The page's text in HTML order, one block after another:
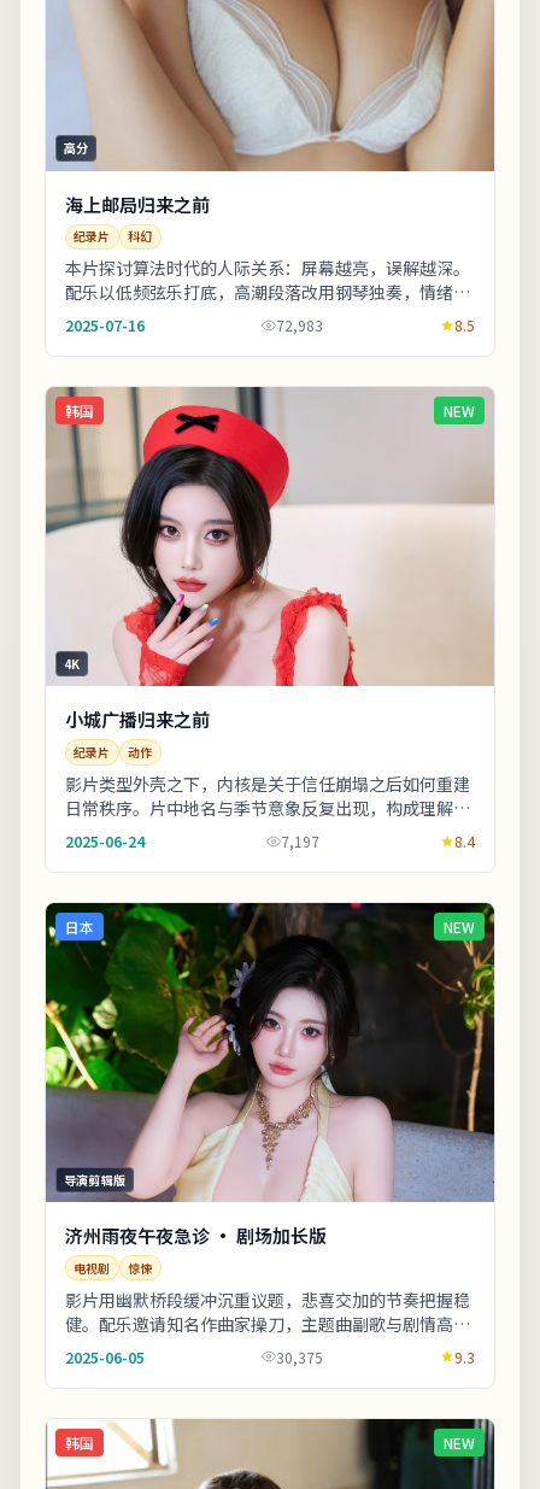
高分
海上邮局归来之前
纪录片 科幻
本片探讨算法时代的人际关系：屏幕越亮，误解越深。
配乐以低频弦乐打底，高潮段落改用钢琴独奏，情绪克
制而有后劲。适合喜欢细腻叙事与现实质感的观众；
2025-07-16 72,983 8.5
韩国 NEW
4K
小城广播归来之前
纪录片 动作
影片类型外壳之下，内核是关于信任崩塌之后如何重建
日常秩序。片中地名与季节意象反复出现，构成理解人
物动机的重要线索。影片中出现的地标多为实景拍
2025-06-24 7,197 8.4
日本 NEW
导演剪辑版
济州雨夜午夜急诊 · 剧场加长版
电视剧 惊悚
影片用幽默桥段缓冲沉重议题，悲喜交加的节奏把握稳
健。配乐邀请知名作曲家操刀，主题曲副歌与剧情高潮
同步上扬。整体来看，这是一部类型元素清晰、人物
动...
2025-06-05 30,375 9.3
韩国 NEW